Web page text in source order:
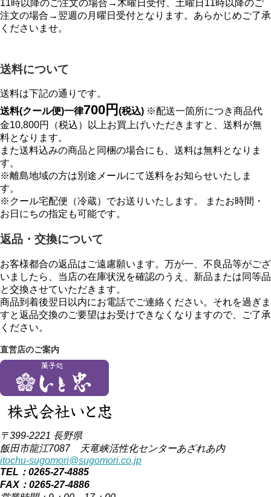
11時以降のご注文の場合→木曜日受付、土曜日11時以降のご
注文の場合→翌週の月曜日受付となります。あらかじめご了承
くださいませ。
送料について
送料は下記の通りです。
送料(クール便)一律700円 (税込) ※配送一箇所につき商品代
金10,800円（税込）以上お買上げいただきますと、送料が無
料となります。
また送料込みの商品と同梱の場合にも、送料は無料となりま
す。
※離島地域の方は別途メールにて送料をお知らせいたしま
す。
※クール宅配便（冷蔵）でお送りいたします。 またお時間・
お日にちの指定も可能です。
返品・交換について
お客様都合の返品はご遠慮願います。万が一、不良品等がござ
いましたら、当店の在庫状況を確認のうえ、新品または同等品
と交換させていただきます。
商品到着後翌日以内にお電話でご連絡ください。それを過ぎま
すと返品交換のご要望はお受けできなくなりますので、ご了承
ください。
直営店のご案内
〒399-2221 長野県
飯田市龍江7087 天竜峡活性化センターあざれあ内
itochu-sugomori@sugomori.co.jp
TEL：0265-27-4885
FAX：0265-27-4886